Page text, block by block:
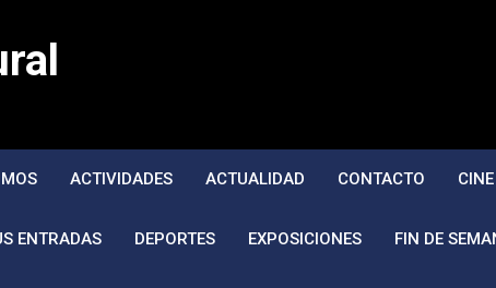
ACTIVIDADES ACTUALIDAD CONTACTO
ENTRADAS DEPORTES EXPOSICIONES FIN DE